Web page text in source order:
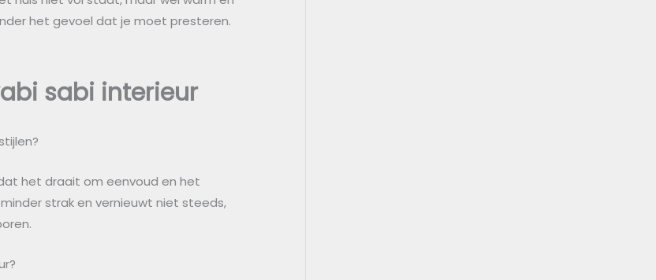
het gevoel dat je moet presteren.
sabi interieur
het draait om eenvoud en het
strak en vernieuwt niet steeds,